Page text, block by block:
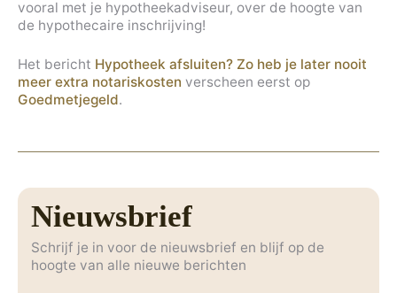
vooral met je hypotheekadviseur, over de hoogte van
de hypothecaire inschrijving!
Het bericht Hypotheek afsluiten? Zo heb je later nooit
meer extra notariskosten verscheen eerst op
Goedmetjegeld.
Nieuwsbrief
Schrijf je in voor de nieuwsbrief en blijf op de
hoogte van alle nieuwe berichten